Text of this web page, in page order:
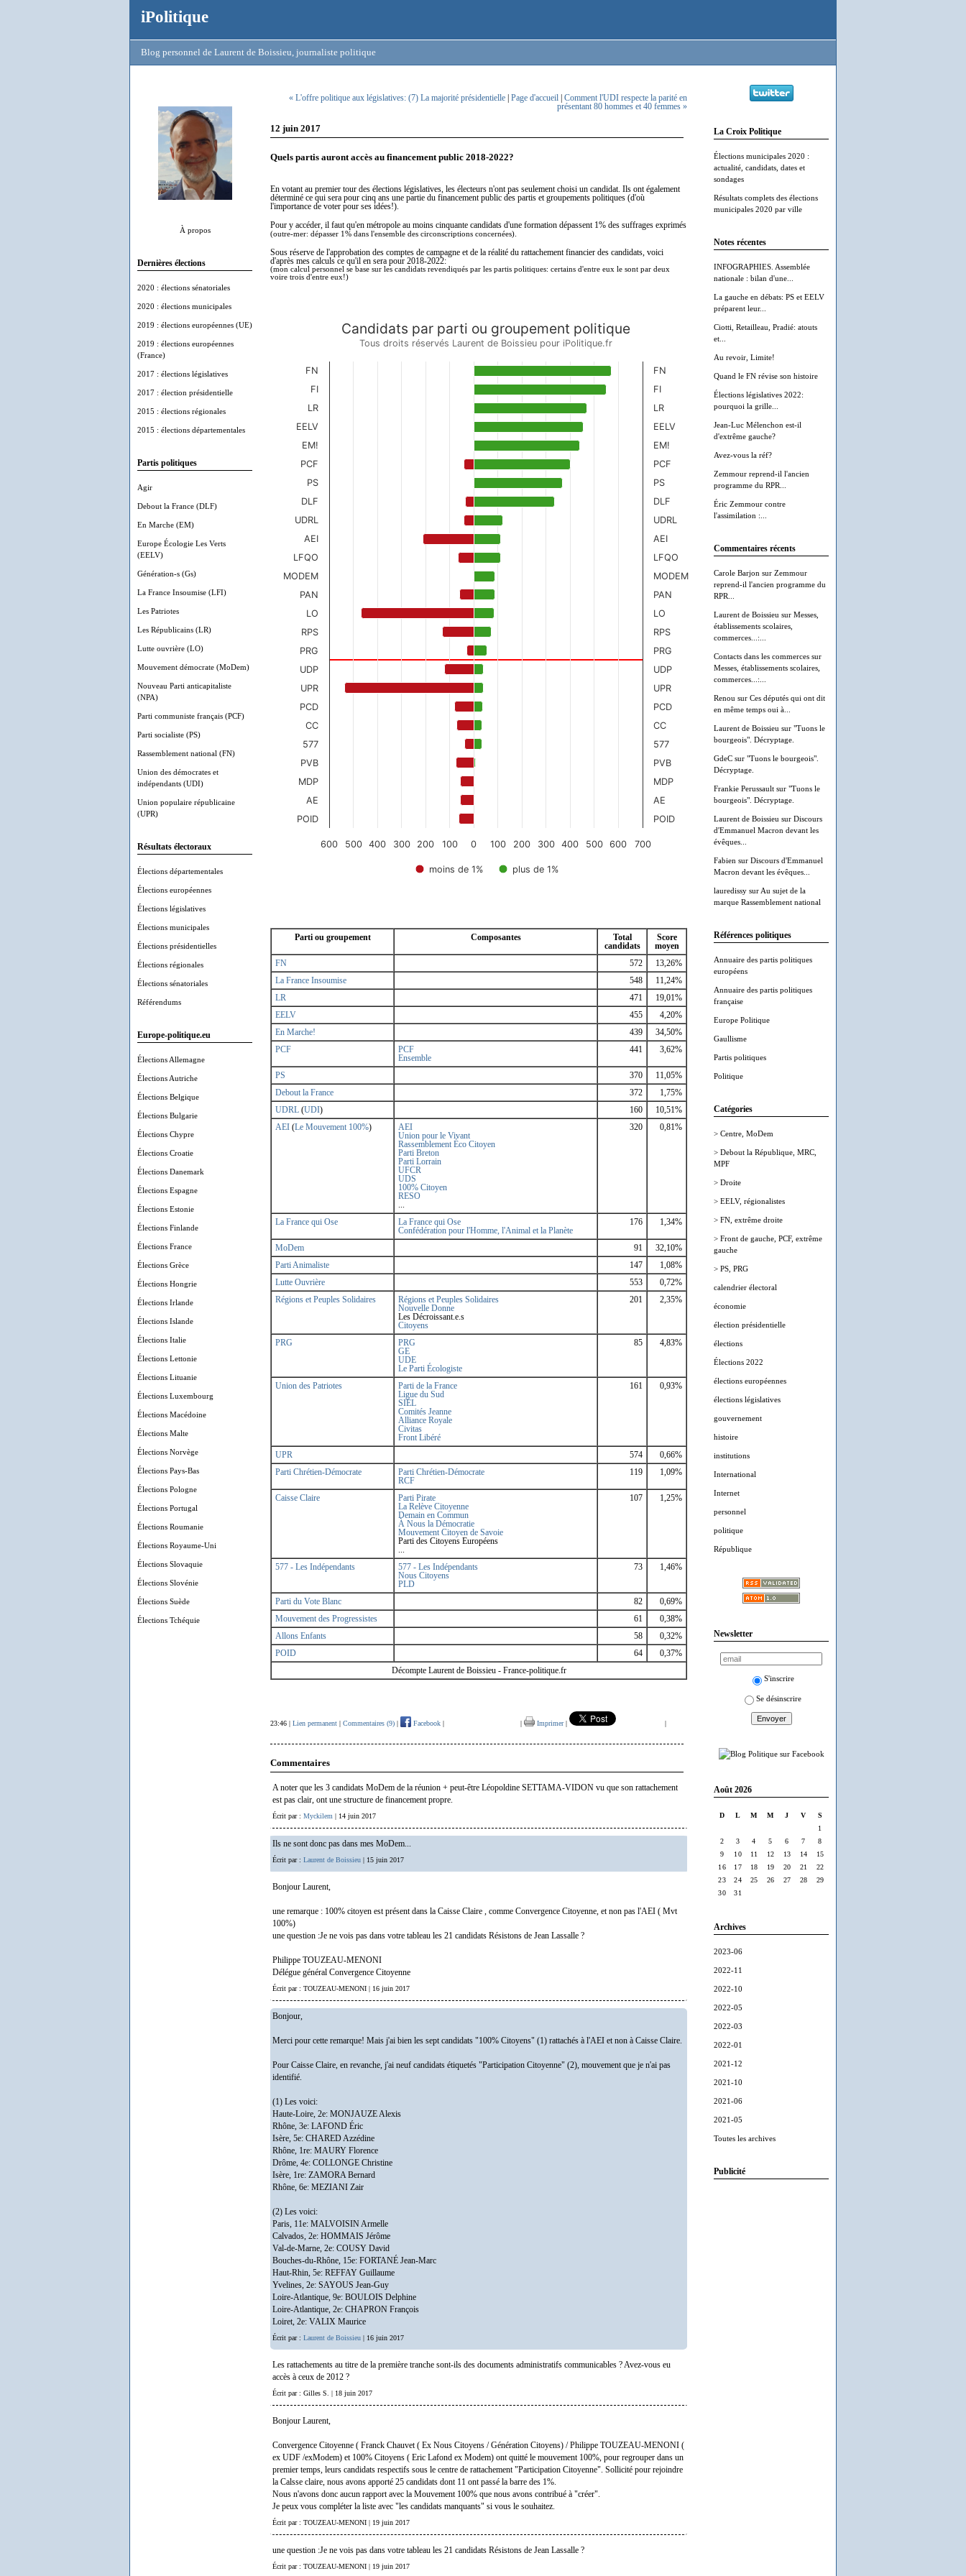
iPolitique
Blog personnel de Laurent de Boissieu, journaliste politique
À propos
Dernières élections
2020 : élections sénatoriales
2020 : élections municipales
2019 : élections européennes (UE)
2019 : élections européennes
(France)
2017 : élections législatives
2017 : élection présidentielle
2015 : élections régionales
2015 : élections départementales
Partis politiques
Agir
Debout la France (DLF)
En Marche (EM)
Europe Écologie Les Verts
(EELV)
Génération-s (Gs)
La France Insoumise (LFI)
Les Patriotes
Les Républicains (LR)
Lutte ouvrière (LO)
Mouvement démocrate (MoDem)
Nouveau Parti anticapitaliste
(NPA)
Parti communiste français (PCF)
Parti socialiste (PS)
Rassemblement national (FN)
Union des démocrates et
indépendants (UDI)
Union populaire républicaine
(UPR)
Résultats électoraux
Élections départementales
Élections européennes
Élections législatives
Élections municipales
Élections présidentielles
Élections régionales
Élections sénatoriales
Référendums
Europe-politique.eu
Élections Allemagne
Élections Autriche
Élections Belgique
Élections Bulgarie
Élections Chypre
Élections Croatie
Élections Danemark
Élections Espagne
Élections Estonie
Élections Finlande
Élections France
Élections Grèce
Élections Hongrie
Élections Irlande
Élections Islande
Élections Italie
Élections Lettonie
Élections Lituanie
Élections Luxembourg
Élections Macédoine
Élections Malte
Élections Norvège
Élections Pays-Bas
Élections Pologne
Élections Portugal
Élections Roumanie
Élections Royaume-Uni
Élections Slovaquie
Élections Slovénie
Élections Suède
Élections Tchéquie
La Croix Politique
Élections municipales 2020 :
actualité, candidats, dates et
sondages
Résultats complets des élections
municipales 2020 par ville
Notes récentes
INFOGRAPHIES. Assemblée
nationale : bilan d'une...
La gauche en débats: PS et EELV
préparent leur...
Ciotti, Retailleau, Pradié: atouts
et...
Au revoir, Limite!
Quand le FN révise son histoire
Élections législatives 2022:
pourquoi la grille...
Jean-Luc Mélenchon est-il
d'extrême gauche?
Avez-vous la réf?
Zemmour reprend-il l'ancien
programme du RPR...
Éric Zemmour contre
l'assimilation :...
Commentaires récents
Carole Barjon sur Zemmour
reprend-il l'ancien programme du
RPR...
Laurent de Boissieu sur Messes,
établissements scolaires,
commerces...:...
Contacts dans les commerces sur
Messes, établissements scolaires,
commerces...:...
Renou sur Ces députés qui ont dit
en même temps oui à...
Laurent de Boissieu sur "Tuons le
bourgeois". Décryptage.
GdeC sur "Tuons le bourgeois".
Décryptage.
Frankie Perussault sur "Tuons le
bourgeois". Décryptage.
Laurent de Boissieu sur Discours
d'Emmanuel Macron devant les
évêques...
Fabien sur Discours d'Emmanuel
Macron devant les évêques...
lauredissy sur Au sujet de la
marque Rassemblement national
Références politiques
Annuaire des partis politiques
européens
Annuaire des partis politiques
française
Europe Politique
Gaullisme
Partis politiques
Politique
Catégories
> Centre, MoDem
> Debout la République, MRC,
MPF
> Droite
> EELV, régionalistes
> FN, extrême droite
> Front de gauche, PCF, extrême
gauche
> PS, PRG
calendrier électoral
économie
élection présidentielle
élections
Élections 2022
élections européennes
élections législatives
gouvernement
histoire
institutions
International
Internet
personnel
politique
République
Newsletter
S'inscrire
Se désinscrire
Août 2026
D L M M J V
S
1
2
3 4 5 6 7
8
9
10 11 12 13 14
15
16
17 18 19 20 21
22
23
24 25 26 27 28
29
30
31
Archives
2023-06
2022-11
2022-10
2022-05
2022-03
2022-01
2021-12
2021-10
2021-06
2021-05
Toutes les archives
Publicité
« L'offre politique aux législatives: (7) La majorité présidentielle Page d'accueil
Comment l'UDI respecte la parité en
présentant 80 hommes et 40 femmes »
12 juin 2017
Quels partis auront accès au financement public 2018-2022?
En votant au premier tour des élections législatives, les électeurs n'ont pas seulement choisi un candidat. Ils ont également
déterminé ce qui sera pour cinq ans une partie du financement public des partis et groupements politiques (d'où
l'importance de voter pour ses idées!).
Pour y accéder, il faut qu'en métropole au moins cinquante candidats d'une formation dépassent 1% des suffrages exprimés
(outre-mer: dépasser 1% dans l'ensemble des circonscriptions concernées)
Sous réserve de l'approbation des comptes de campagne et de la réalité du rattachement financier des candidats, voici
d'après mes calculs ce qu'il en sera pour 2018-2022:
(mon calcul personnel se base sur les candidats revendiqués par les partis politiques: certains d'entre eux le sont par deux
voire trois d'entre eux!)
Parti ou groupement Composantes
Total
candidats
Score
moyen
FN
572
13,26%
La France Insoumise
548
11,24%
LR
471
19,01%
EELV
455
4,20%
En Marche!
439
34,50%
PCF
PCF
Ensemble
441 3,62%
PS 370
11,05%
Debout la France
372
1,75%
UDRL (UDI) 160
10,51%
AEI (Le Mouvement 100%)
AEI
Union pour le Vivant
Rassemblement Éco Citoyen
Parti Breton
Parti Lorrain
UFCR
UDS
100% Citoyen
RESO
320 0,81%
La France qui Ose
La France qui Ose
Confédération pour l'Homme, l'Animal et la Planète
176 1,34%
MoDem 91
32,10%
Parti Animaliste
147
1,08%
Lutte Ouvrière
553
0,72%
Régions et Peuples Solidaires
Régions et Peuples Solidaires
Nouvelle Donne
Les Décroissant.e.s
Citoyens
201 2,35%
PRG
PRG
GE
UDE
Le Parti Écologiste
85 4,83%
Union des Patriotes
Parti de la France
Ligue du Sud
SIEL
Comités Jeanne
Alliance Royale
Civitas
Front Libéré
161 0,93%
UPR 574
0,66%
Parti Chrétien-Démocrate
Parti Chrétien-Démocrate
RCF
119 1,09%
Caisse Claire
Parti Pirate
La Relève Citoyenne
Demain en Commun
À Nous la Démocratie
Mouvement Citoyen de Savoie
Parti des Citoyens Européens
107 1,25%
577 - Les Indépendants
577 - Les Indépendants
Nous Citoyens
PLD
73 1,46%
Parti du Vote Blanc 82
0,69%
Mouvement des Progressistes
61
0,38%
Allons Enfants
58
0,32%
POID
64
0,37%
Décompte Laurent de Boissieu - France-politique.fr
23:46 | Lien permanent | Commentaires (9) | Facebook | | Imprimer| |
Commentaires
A noter que les 3 candidats MoDem de la réunion + peut-être Léopoldine SETTAMA-VIDON vu que son rattachement
est pas clair, ont une structure de financement propre.
Écrit par : Myckilem | 14 juin 2017
Ils ne sont donc pas dans mes MoDem...
Écrit par : Laurent de Boissieu | 15 juin 2017
Bonjour Laurent,
une remarque : 100% citoyen est présent dans la Caisse Claire , comme Convergence Citoyenne, et non pas l'AEI ( Mvt
100%)
une question :Je ne vois pas dans votre tableau les 21 candidats Résistons de Jean Lassalle ?
Philippe TOUZEAU-MENONI
Délégue général Convergence Citoyenne
Écrit par : TOUZEAU-MENONI | 16 juin 2017
Bonjour,
Merci pour cette remarque! Mais j'ai bien les sept candidats "100% Citoyens" (1) rattachés à l'AEI et non à Caisse Claire.
Pour Caisse Claire, en revanche, j'ai neuf candidats étiquetés "Participation Citoyenne" (2), mouvement que je n'ai pas
identifié.
(1) Les voici:
Haute-Loire, 2e: MONJAUZE Alexis
Rhône, 3e: LAFOND Éric
Isère, 5e: CHARED Azzédine
Rhône, 1re: MAURY Florence
Drôme, 4e: COLLONGE Christine
Isère, 1re: ZAMORA Bernard
Rhône, 6e: MEZIANI Zair
(2) Les voici:
Paris, 11e: MALVOISIN Armelle
Calvados, 2e: HOMMAIS Jérôme
Val-de-Marne, 2e: COUSY David
Bouches-du-Rhône, 15e: FORTANÉ Jean-Marc
Haut-Rhin, 5e: REFFAY Guillaume
Yvelines, 2e: SAYOUS Jean-Guy
Loire-Atlantique, 9e: BOULOIS Delphine
Loire-Atlantique, 2e: CHAPRON François
Loiret, 2e: VALIX Maurice
Écrit par : Laurent de Boissieu | 16 juin 2017
Les rattachements au titre de la première tranche sont-ils des documents administratifs communicables ? Avez-vous eu
accès à ceux de 2012 ?
Écrit par : Gilles S. | 18 juin 2017
Bonjour Laurent,
Convergence Citoyenne ( Franck Chauvet ( Ex Nous Citoyens / Génération Citoyens) / Philippe TOUZEAU-MENONI (
ex UDF /exModem) et 100% Citoyens ( Eric Lafond ex Modem) ont quitté le mouvement 100%, pour regrouper dans un
premier temps, leurs candidats respectifs sous le centre de rattachement "Participation Citoyenne". Sollicité pour rejoindre
la Calsse claire, nous avons apporté 25 candidats dont 11 ont passé la barre des 1%.
Nous n'avons donc aucun rapport avec la Mouvement 100% que nous avons contribué à "créer".
Je peux vous compléter la liste avec "les candidats manquants" si vous le souhaitez.
Écrit par : TOUZEAU-MENONI | 19 juin 2017
une question :Je ne vois pas dans votre tableau les 21 candidats Résistons de Jean Lassalle ?
Écrit par : TOUZEAU-MENONI | 19 juin 2017